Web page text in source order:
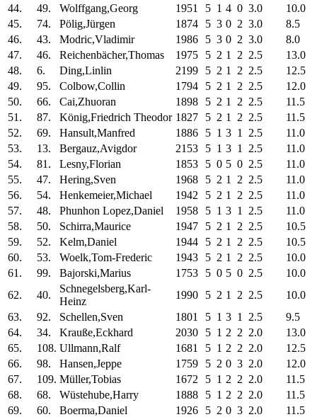
44.
49. Wolffgang,Georg 1951 5 1 4 0 3.0
10.0
45.
74. Pölig,Jürgen 1874 5 3 0 2 3.0
8.5
46.
43. Modric,Vladimir 1986 5 3 0 2 3.0
8.0
47.
46. Reichenbächer,Thomas 1975 5 2 1 2 2.5
13.0
48.
6. Ding,Linlin 2199 5 2 1 2 2.5
12.5
49.
95. Colbow,Collin 1794 5 2 1 2 2.5
12.0
50.
66. Cai,Zhuoran 1898 5 2 1 2 2.5
11.5
51.
87. König,Friedrich Theodor 1827 5 2 1 2 2.5
11.5
52.
69. Hansult,Manfred 1886 5 1 3 1 2.5
11.0
53.
13. Bergauz,Avigdor 2153 5 1 3 1 2.5
11.0
54.
81. Lesny,Florian 1853 5 0 5 0 2.5
11.0
55.
47. Hering,Sven 1968 5 2 1 2 2.5
11.0
56.
54. Henkemeier,Michael 1942 5 2 1 2 2.5
11.0
57.
48. Phunhon Lopez,Daniel 1958 5 1 3 1 2.5
11.0
58.
50. Schirra,Maurice 1947 5 2 1 2 2.5
10.5
59.
52. Kelm,Daniel 1944 5 2 1 2 2.5
10.5
60.
53. Woelk,Tom-Frederic 1943 5 2 1 2 2.5
10.0
61.
99. Bajorski,Marius 1753 5 0 5 0 2.5
10.0
62.
40.
Schnegelsberg,Karl-
Heinz
1990 5 2 1 2 2.5
10.0
63.
92. Schellen,Sven 1801 5 1 3 1 2.5
9.5
64.
34. Krauße,Eckhard 2030 5 1 2 2 2.0
13.0
65.
108. Ullmann,Ralf 1681 5 1 2 2 2.0
12.5
66.
98. Hansen,Jeppe 1759 5 2 0 3 2.0
12.0
67.
109. Müller,Tobias 1672 5 1 2 2 2.0
11.5
68.
68. Wüstehube,Harry 1888 5 1 2 2 2.0
11.5
69.
60. Boerma,Daniel 1926 5 2 0 3 2.0
11.5